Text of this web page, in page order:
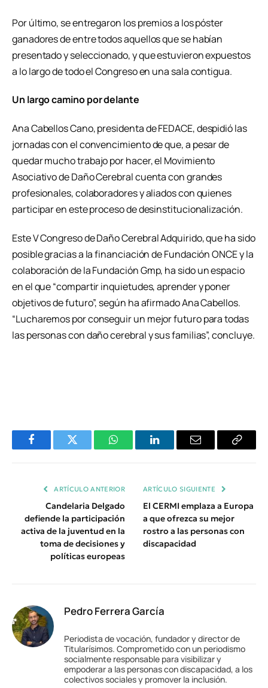
Por último, se entregaron los premios a los póster
ganadores de entre todos aquellos que se habían
presentado y seleccionado, y que estuvieron expuestos
a lo largo de todo el Congreso en una sala contigua.
Un largo camino por delante
Ana Cabellos Cano, presidenta de FEDACE, despidió las
jornadas con el convencimiento de que, a pesar de
quedar mucho trabajo por hacer, el Movimiento
Asociativo de Daño Cerebral cuenta con grandes
profesionales, colaboradores y aliados con quienes
participar en este proceso de desinstitucionalización.
Este V Congreso de Daño Cerebral Adquirido, que ha sido
posible gracias a la financiación de Fundación ONCE y la
colaboración de la Fundación Gmp, ha sido un espacio
en el que “compartir inquietudes, aprender y poner
objetivos de futuro”, según ha afirmado Ana Cabellos.
“Lucharemos por conseguir un mejor futuro para todas
las personas con daño cerebral y sus familias”, concluye.
FacebookTwitter WhatsAppLinkedInEmail
Copiar
ARTÍCULO ANTERIOR
Candelaria Delgado
defiende la participación
activa de la juventud en la
toma de decisiones y
políticas europeas
ARTÍCULO SIGUIENTE
El CERMI emplaza a Europa
a que ofrezca su mejor
rostro a las personas con
discapacidad
Pedro Ferrera García
Periodista de vocación, fundador y director de
Titularísimos. Comprometido con un periodismo
socialmente responsable para visibilizar y
empoderar a las personas con discapacidad, a los
colectivos sociales y promover la inclusión.